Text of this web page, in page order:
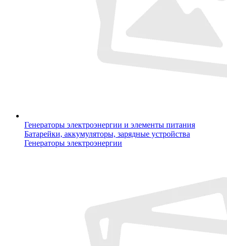
Генераторы электроэнергии и элементы питания
Батарейки, аккумуляторы, зарядные устройства
Генераторы электроэнергии